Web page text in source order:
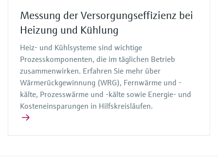
Messung der Versorgungseffizienz bei
Heizung und Kühlung
Heiz- und Kühlsysteme sind wichtige
Prozesskomponenten, die im täglichen Betrieb
zusammenwirken. Erfahren Sie mehr über
Wärmerückgewinnung (WRG), Fernwärme und -
kälte, Prozesswärme und -kälte sowie Energie- und
Kosteneinsparungen in Hilfskreisläufen.